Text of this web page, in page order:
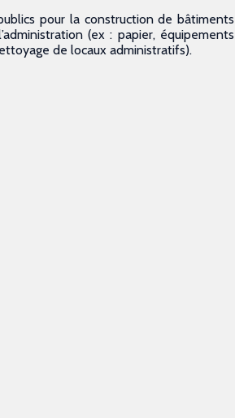
pour la construction de bâtiments
(ex : papier, équipements
de locaux administratifs).